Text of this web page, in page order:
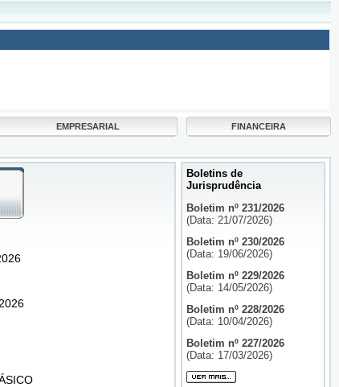
EMPRESARIAL FINANCEIRA
Boletins de
Jurisprudência
Boletim nº 231/2026
(Data: 21/07/2026)
Boletim nº 230/2026
(Data: 19/06/2026)
Boletim nº 229/2026
(Data: 14/05/2026)
Boletim nº 228/2026
(Data: 10/04/2026)
Boletim nº 227/2026
(Data: 17/03/2026)